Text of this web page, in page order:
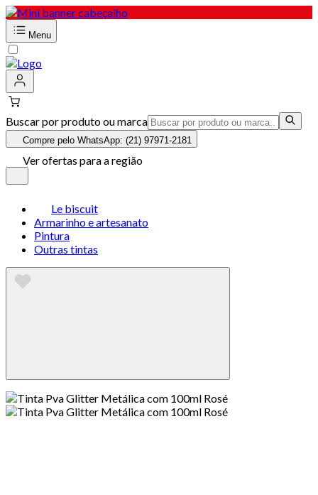
Menu
Buscar por produto ou marca
Compre pelo WhatsApp: (21) 97971-2181
Ver ofertas para a região
Le biscuit
Armarinho e artesanato
Pintura
Outras tintas